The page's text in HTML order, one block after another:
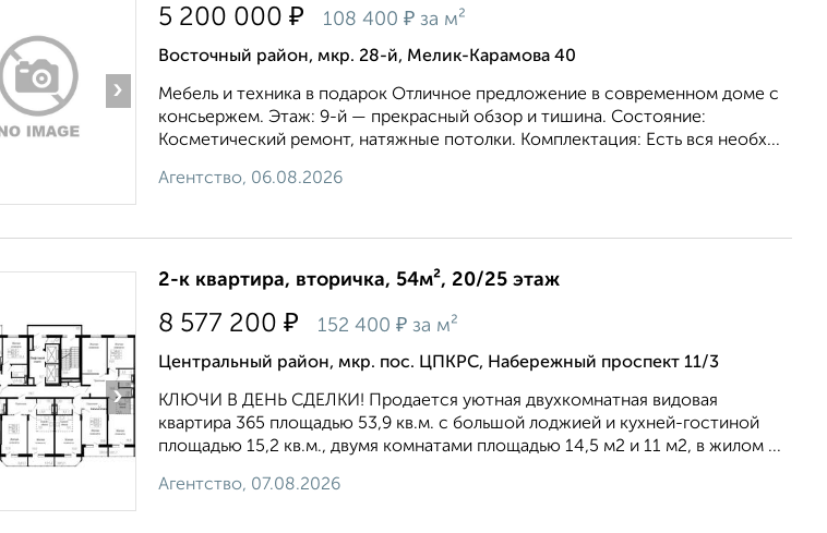
›
5 200 000 ₽ 108 400 ₽ за м²
Восточный район, мкр. 28-й, Мелик-Карамова 40
Мебель и техника в подарок Отличное предложение в современном доме с
консьержем. Этаж: 9-й — прекрасный обзор и тишина. Состояние:
Косметический ремонт, натяжные потолки. Комплектация: Есть вся необх...
Агентство, 06.08.2026
›
2-к квартира, вторичка, 54м², 20/25 этаж
8 577 200 ₽ 152 400 ₽ за м²
Центральный район, мкр. пос. ЦПКРС, Набережный проспект 11/3
КЛЮЧИ В ДЕНЬ СДЕЛКИ! Продается уютная двухкомнатная видовая
квартира 365 площадью 53,9 кв.м. с большой лоджией и кухней-гостиной
площадью 15,2 кв.м., двумя комнатами площадью 14,5 м2 и 11 м2, в жилом ...
Агентство, 07.08.2026